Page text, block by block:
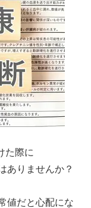
た際に
ありませんか？
値だと心配にな